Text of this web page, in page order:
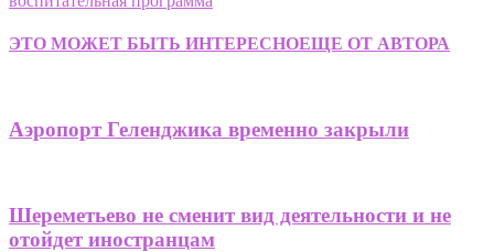
ЭТО МОЖЕТ БЫТЬ ИНТЕРЕСНОЕЩЕ ОТ АВТОРА
Аэропорт Геленджика временно закрыли
Шереметьево не сменит вид деятельности и не
отойдет иностранцам